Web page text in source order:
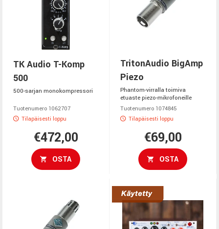
TK Audio T-Komp
500
500-sarjan monokompressori
Tuotenumero 1062707
Tilapäisesti loppu
€472,00
OSTA
TritonAudio BigAmp
Piezo
Phantom-virralla toimiva
etuaste piezo-mikrofoneille
Tuotenumero 1074845
Tilapäisesti loppu
€69,00
OSTA